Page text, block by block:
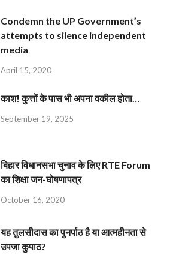
Condemn the UP Government’s
attempts to silence independent
media
April 15, 2020
काश! कुत्तों के पास भी अपना वकील होता…
September 19, 2025
बिहार विधानसभा चुनाव के लिए RTE Forum
का शिक्षा जन-घोषणापत्र
October 16, 2020
यह तुलसीदास का पुनर्पाठ है या आत्महीनता से
उपजा कुपाठ?